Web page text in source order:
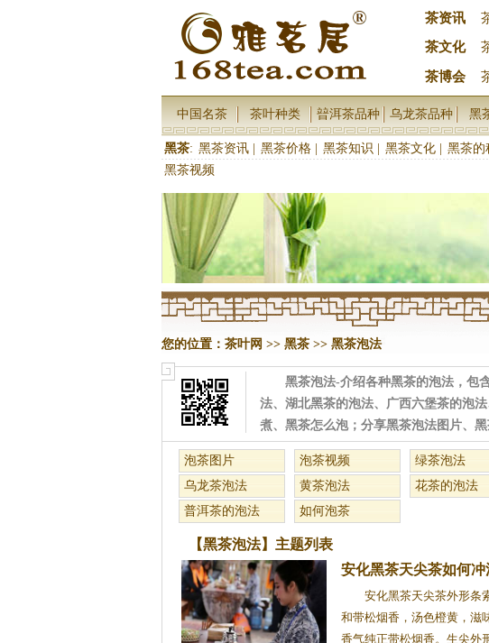
茶资讯
茶文化
茶博会
中国名茶 茶叶种类 暜洱茶品种 乌龙茶品种 黑
黑茶: 黑茶资讯| 黑茶价格| 黑茶知识 黑茶文化| 黑茶的
黑茶视频
您的位置： 茶叶网 >> 黑茶>> 黑茶泡法
黑茶泡法-介绍各种黑茶的泡法，包
法、湖北黑茶的泡法、广西六堡茶的泡
煮、黑茶怎么泡；分享黑茶泡法图片、黑
泡茶图片 泡茶视频 绿茶泡法
乌龙茶泡法
黄茶泡法 花茶的泡法
普洱茶的泡法
如何泡茶
【黑茶泡法】主题列表
安化黑茶天尖茶如何
安化黑茶天尖茶外形条
和带松烟香，汤色橙黄，滋
香气纯正带松烟香。生尖外